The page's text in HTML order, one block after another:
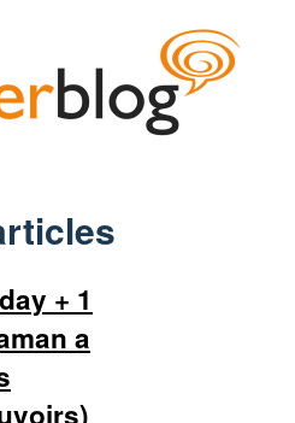
+ 1
a